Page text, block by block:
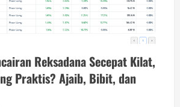
Reksadana Secepat Kilat,
Praktis? Ajaib, Bibit, dan